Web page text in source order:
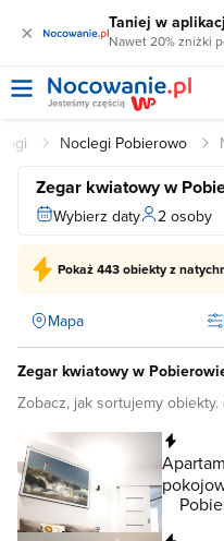
× Taniej w
Nawet 20% zniżki
Noclegi Pobierowo
Zegar kwiatowy w
Wybierz daty 2 osoby
Pokaż443 obiektyz
Mapa
Zegar kwiatowy w
Zobacz, jak sortujemy obiekty.